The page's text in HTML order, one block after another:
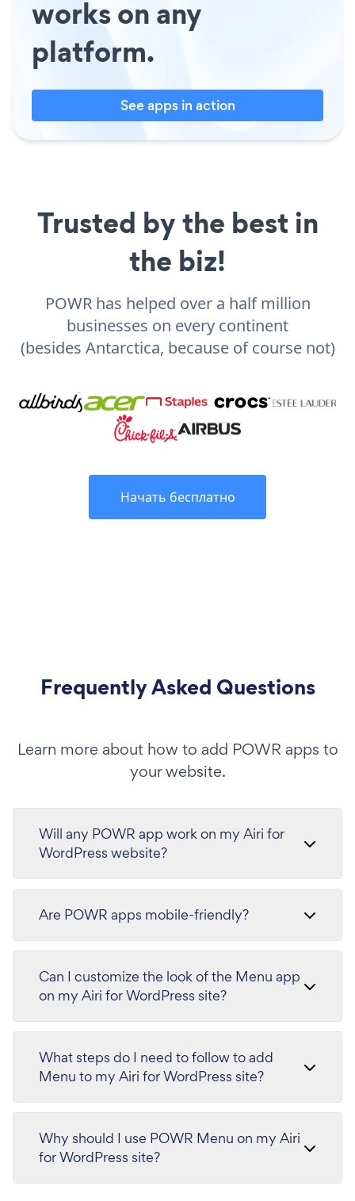
works on any
platform.
See apps in action
Trusted by the best in
the biz!
POWR has helped over a half million
businesses on every continent
(besides Antarctica, because of course not)
Начать бесплатно
Frequently Asked Questions
Learn more about how to add POWR apps to
your website.
Will any POWR app work on my Airi for
WordPress website?
Are POWR apps mobile-friendly?
Can I customize the look of the Menu app
on my Airi for WordPress site?
What steps do I need to follow to add
Menu to my Airi for WordPress site?
Why should I use POWR Menu on my Airi
for WordPress site?